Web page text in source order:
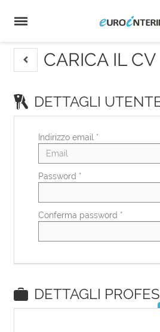
Home
Offerte
di
lavoro
Carica
il
Login
DE